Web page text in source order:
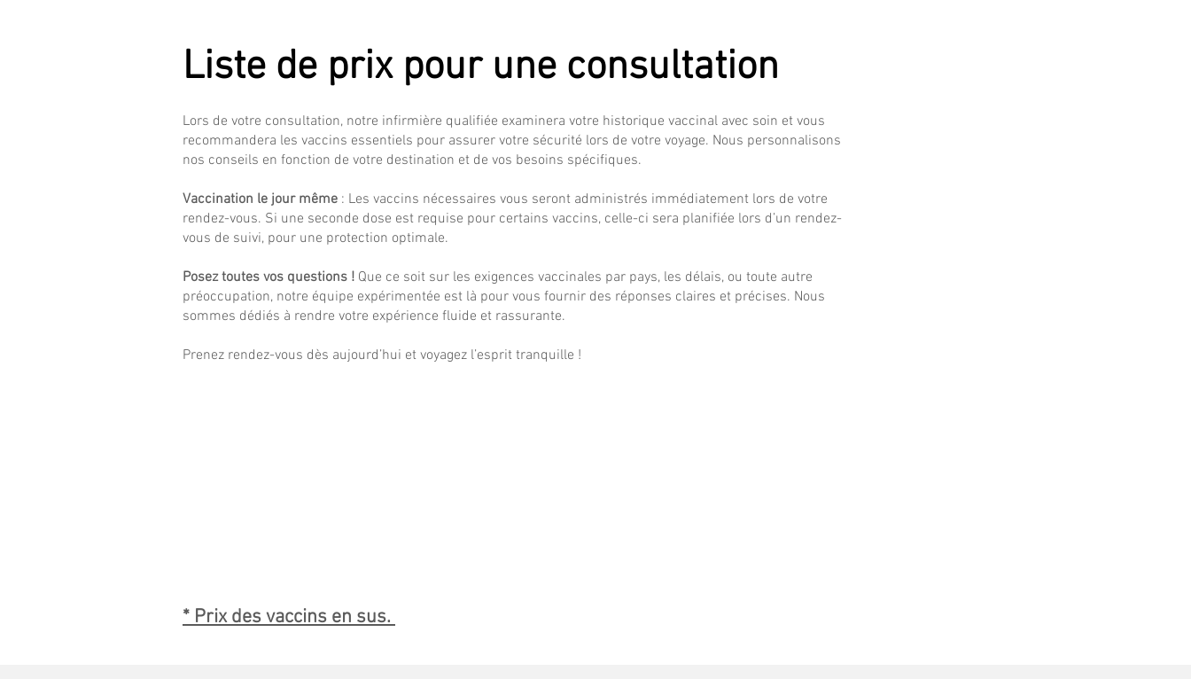
Liste de prix pour une consultation
Lors de votre consultation, notre infirmière qualifiée examinera votre historique vaccinal avec soin et vous
recommandera les vaccins essentiels pour assurer votre sécurité lors de votre voyage. Nous personnalisons
nos conseils en fonction de votre destination et de vos besoins spécifiques.
Vaccination le jour même : Les vaccins nécessaires vous seront administrés immédiatement lors de votre
rendez-vous. Si une seconde dose est requise pour certains vaccins, celle-ci sera planifiée lors d’un rendez-
vous de suivi, pour une protection optimale.
Posez toutes vos questions ! Que ce soit sur les exigences vaccinales par pays, les délais, ou toute autre
préoccupation, notre équipe expérimentée est là pour vous fournir des réponses claires et précises. Nous
sommes dédiés à rendre votre expérience fluide et rassurante.
Prenez rendez-vous dès aujourd’hui et voyagez l’esprit tranquille !
* Prix des vaccins en sus.